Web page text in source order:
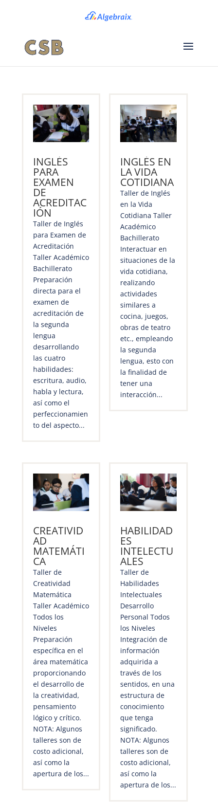
INGLÉS
PARA
EXAMEN
DE
ACREDITAC
IÓN
Taller de Inglés
para Examen de
Acreditación
Taller Académico
Bachillerato
Preparación
directa para el
examen de
acreditación de
la segunda
lengua
desarrollando
las cuatro
habilidades:
escritura, audio,
habla y lectura,
así como el
perfeccionamien
to del aspecto...
INGLÉS EN
LA VIDA
COTIDIANA
Taller de Inglés
en la Vida
Cotidiana Taller
Académico
Bachillerato
Interactuar en
situaciones de la
vida cotidiana,
realizando
actividades
similares a
cocina, juegos,
obras de teatro
etc., empleando
la segunda
lengua, esto con
la finalidad de
tener una
interacción...
CREATIVID
AD
MATEMÁTI
CA
Taller de
Creatividad
Matemática
Taller Académico
Todos los
Niveles
Preparación
específica en el
área matemática
proporcionando
el desarrollo de
la creatividad,
pensamiento
lógico y crítico.
NOTA: Algunos
talleres son de
costo adicional,
así como la
apertura de los...
HABILIDAD
ES
INTELECTU
ALES
Taller de
Habilidades
Intelectuales
Desarrollo
Personal Todos
los Niveles
Integración de
información
adquirida a
través de los
sentidos, en una
estructura de
conocimiento
que tenga
significado.
NOTA: Algunos
talleres son de
costo adicional,
así como la
apertura de los...